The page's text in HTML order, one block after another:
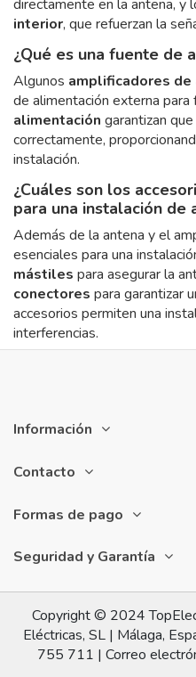
directamente en la antena, y
interior, que refuerzan la
¿Qué es una fuente de
Algunos amplificadores de
de alimentación externa para
alimentación garantizan
correctamente,
instalación.
¿Cuáles son los
para una instalación de
Además de la antena y el
esenciales para una
mástiles para asegurar la
conectores para garantizar
accesorios permiten una
interferencias.
Información
Contacto
Formas de pago
Seguridad y Garantía
Copyright © 2024
Eléctricas, SL | Málaga,
755 711 | Correo